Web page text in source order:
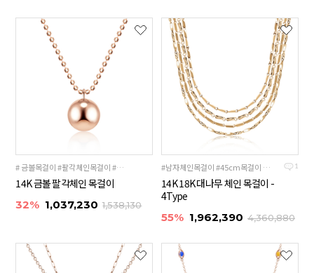
# 금볼목걸이 #팔각체인목걸이 #명품스타일목걸이
14K 금볼 팔각체인 목걸이
32% 1,037,230 1,538,130
1
#남자체인목걸이 #45cm목걸이 #두꺼운체인목걸이
14K 18K 대나무 체인 목걸이 -
4Type
55% 1,962,390 4,360,880